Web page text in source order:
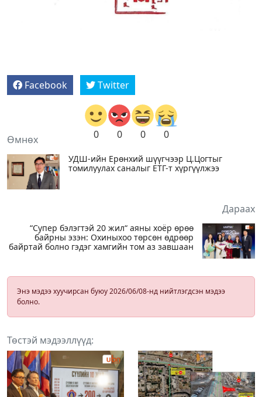
Facebook Twitter
0 0 0 0
Өмнөх
УДШ-ийн Ерөнхий шүүгчээр Ц.Цогтыг
томилуулах саналыг ЕТГ-т хүргүүлжээ
Дараах
“Супер бэлэгтэй 20 жил“ аяны хоёр өрөө
байрны эзэн: Охиныхоо төрсөн өдрөөр
байртай болно гэдэг хамгийн том аз завшаан
Энэ мэдээ хуучирсан буюу 2026/06/08-нд нийтлэгдсэн мэдээ
болно.
Төстэй мэдээллүүд: